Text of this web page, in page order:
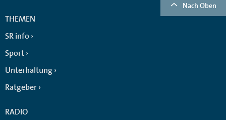
Nach Oben
THEMEN
SR info
Sport
Unterhaltung
Ratgeber
RADIO